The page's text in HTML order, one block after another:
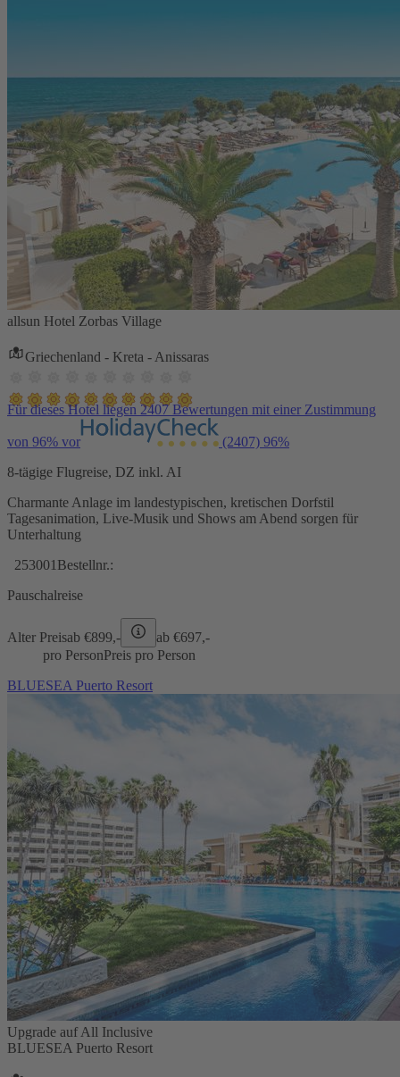
allsun Hotel Zorbas Village
Griechenland - Kreta - Anissaras
Für dieses Hotel liegen 2407 Bewertungen mit einer Zustimmung
von 96% vor (2407) 96%
8-tägige Flugreise, DZ inkl. AI
Charmante Anlage im landestypischen, kretischen Dorfstil
Tagesanimation, Live-Musik und Shows am Abend sorgen für
Unterhaltung
253001 Bestellnr.:
Pauschalreise
Alter Preisab €899,- ab €697,-
pro PersonPreis pro Person
BLUESEA Puerto Resort
Upgrade auf All Inclusive
BLUESEA Puerto Resort